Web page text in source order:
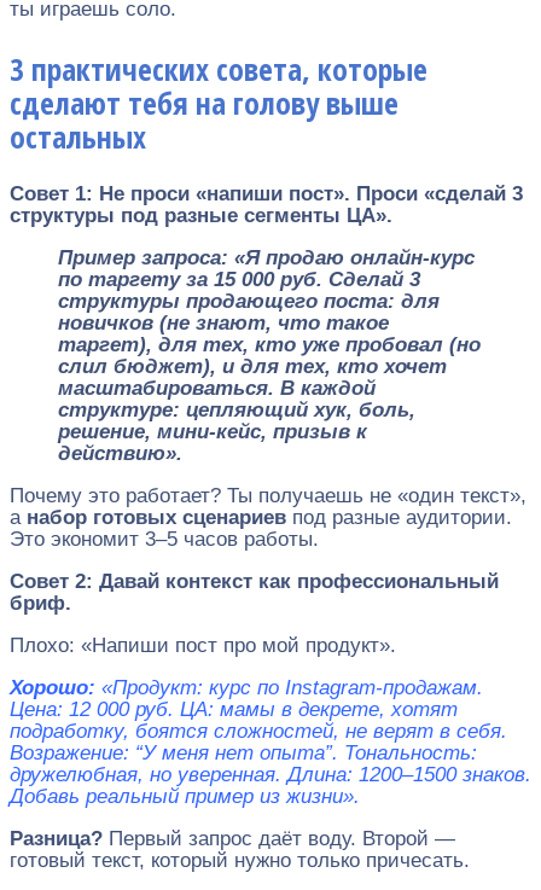
ты играешь соло.
3 практических совета, которые
сделают тебя на голову выше
остальных
Совет 1: Не проси «напиши пост». Проси «сделай 3
структуры под разные сегменты ЦА».
Пример запроса: «Я продаю онлайн-курс
по таргету за 15 000 руб. Сделай 3
структуры продающего поста: для
новичков (не знают, что такое
таргет), для тех, кто уже пробовал (но
слил бюджет), и для тех, кто хочет
масштабироваться. В каждой
структуре: цепляющий хук, боль,
решение, мини-кейс, призыв к
действию».
Почему это работает? Ты получаешь не «один текст»,
а набор готовых сценариев под разные аудитории.
Это экономит 3–5 часов работы.
Совет 2: Давай контекст как профессиональный
бриф.
Плохо: «Напиши пост про мой продукт».
Хорошо: «Продукт: курс по Instagram-продажам.
Цена: 12 000 руб. ЦА: мамы в декрете, хотят
подработку, боятся сложностей, не верят в себя.
Возражение: “У меня нет опыта”. Тональность:
дружелюбная, но уверенная. Длина: 1200–1500 знаков.
Добавь реальный пример из жизни».
Разница? Первый запрос даёт воду. Второй —
готовый текст, который нужно только причесать.